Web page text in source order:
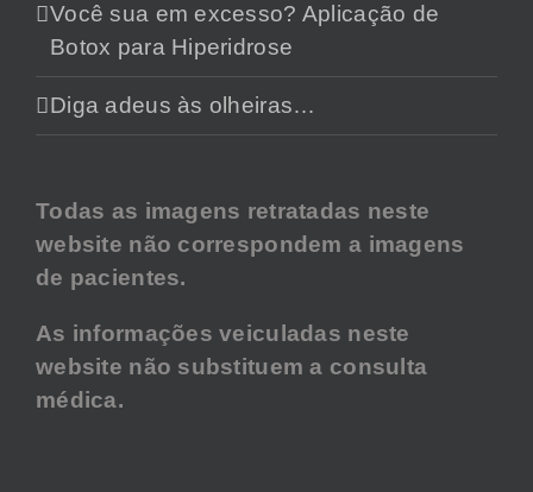
Você sua em excesso? Aplicação de
Botox para Hiperidrose
Diga adeus às olheiras…
Todas as imagens retratadas neste
website não correspondem a imagens
de pacientes.
As informações veiculadas neste
website não substituem a consulta
médica.